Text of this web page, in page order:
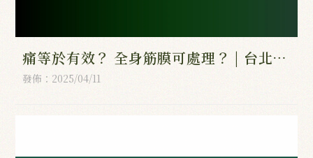
痛等於有效？ 全身筋膜可處理？ | 台北運
動推拿,南港區運動推拿,台北肩頸按摩,南
發佈：2025/04/11